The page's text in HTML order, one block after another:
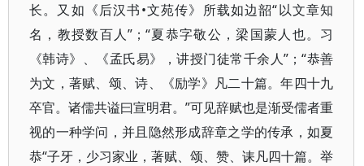
长。又如《后汉书•文苑传》所载如边韶“以文章知
名，教授数百人”；“夏恭字敬公，梁国蒙人也。习
《韩诗》、《孟氏易》，讲授门徒常千余人”；“恭善
为文，著赋、颂、诗、《励学》凡二十篇。年四十九
卒官。诸儒共谥曰宣明君。”可见辞赋也是渐受儒者重
视的一种学问，并且隐然形成辞章之学的传承，如夏
恭“子牙，少习家业，著赋、颂、赞、诔凡四十篇。举